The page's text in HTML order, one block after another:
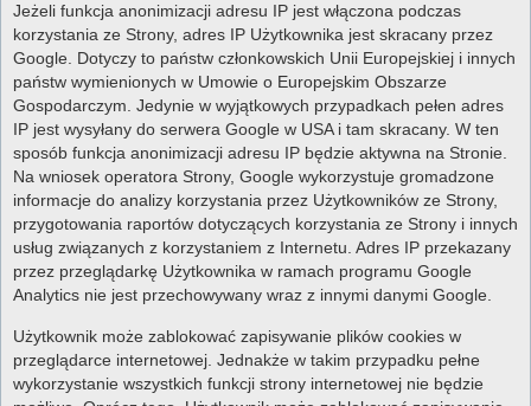
Jeżeli funkcja anonimizacji adresu IP jest włączona podczas
korzystania ze Strony, adres IP Użytkownika jest skracany przez
Google. Dotyczy to państw członkowskich Unii Europejskiej i innych
państw wymienionych w Umowie o Europejskim Obszarze
Gospodarczym. Jedynie w wyjątkowych przypadkach pełen adres
IP jest wysyłany do serwera Google w USA i tam skracany. W ten
sposób funkcja anonimizacji adresu IP będzie aktywna na Stronie.
Na wniosek operatora Strony, Google wykorzystuje gromadzone
informacje do analizy korzystania przez Użytkowników ze Strony,
przygotowania raportów dotyczących korzystania ze Strony i innych
usług związanych z korzystaniem z Internetu. Adres IP przekazany
przez przeglądarkę Użytkownika w ramach programu Google
Analytics nie jest przechowywany wraz z innymi danymi Google.
Użytkownik może zablokować zapisywanie plików cookies w
przeglądarce internetowej. Jednakże w takim przypadku pełne
wykorzystanie wszystkich funkcji strony internetowej nie będzie